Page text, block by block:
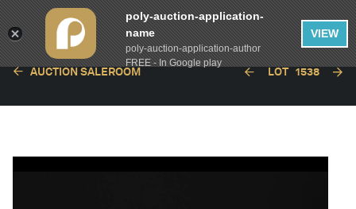
AUCTION SALEROOM LOT 1538
poly-auction-application-
name
poly-auction-application-author
FREE - In Google play
VIEW